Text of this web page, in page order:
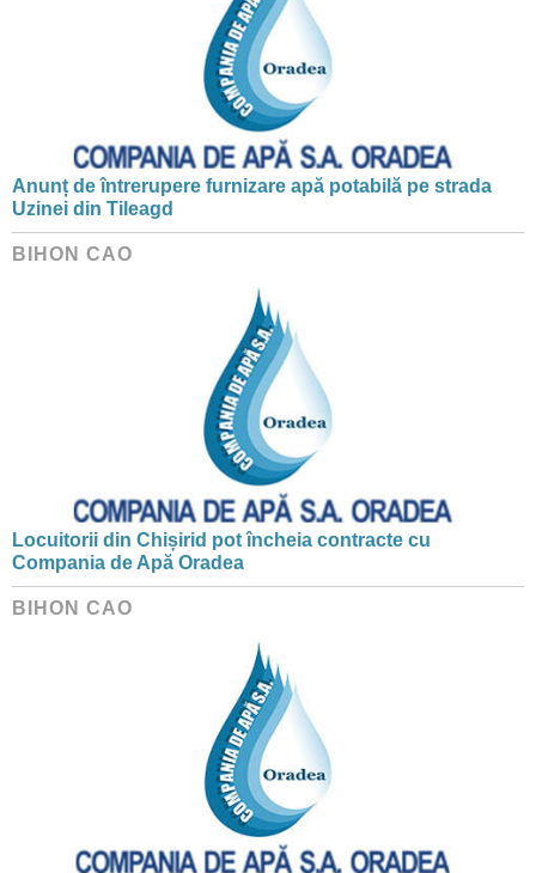
Anunț de întrerupere furnizare apă potabilă pe strada
Uzinei din Tileagd
BIHON CAO
Locuitorii din Chișirid pot încheia contracte cu
Compania de Apă Oradea
BIHON CAO